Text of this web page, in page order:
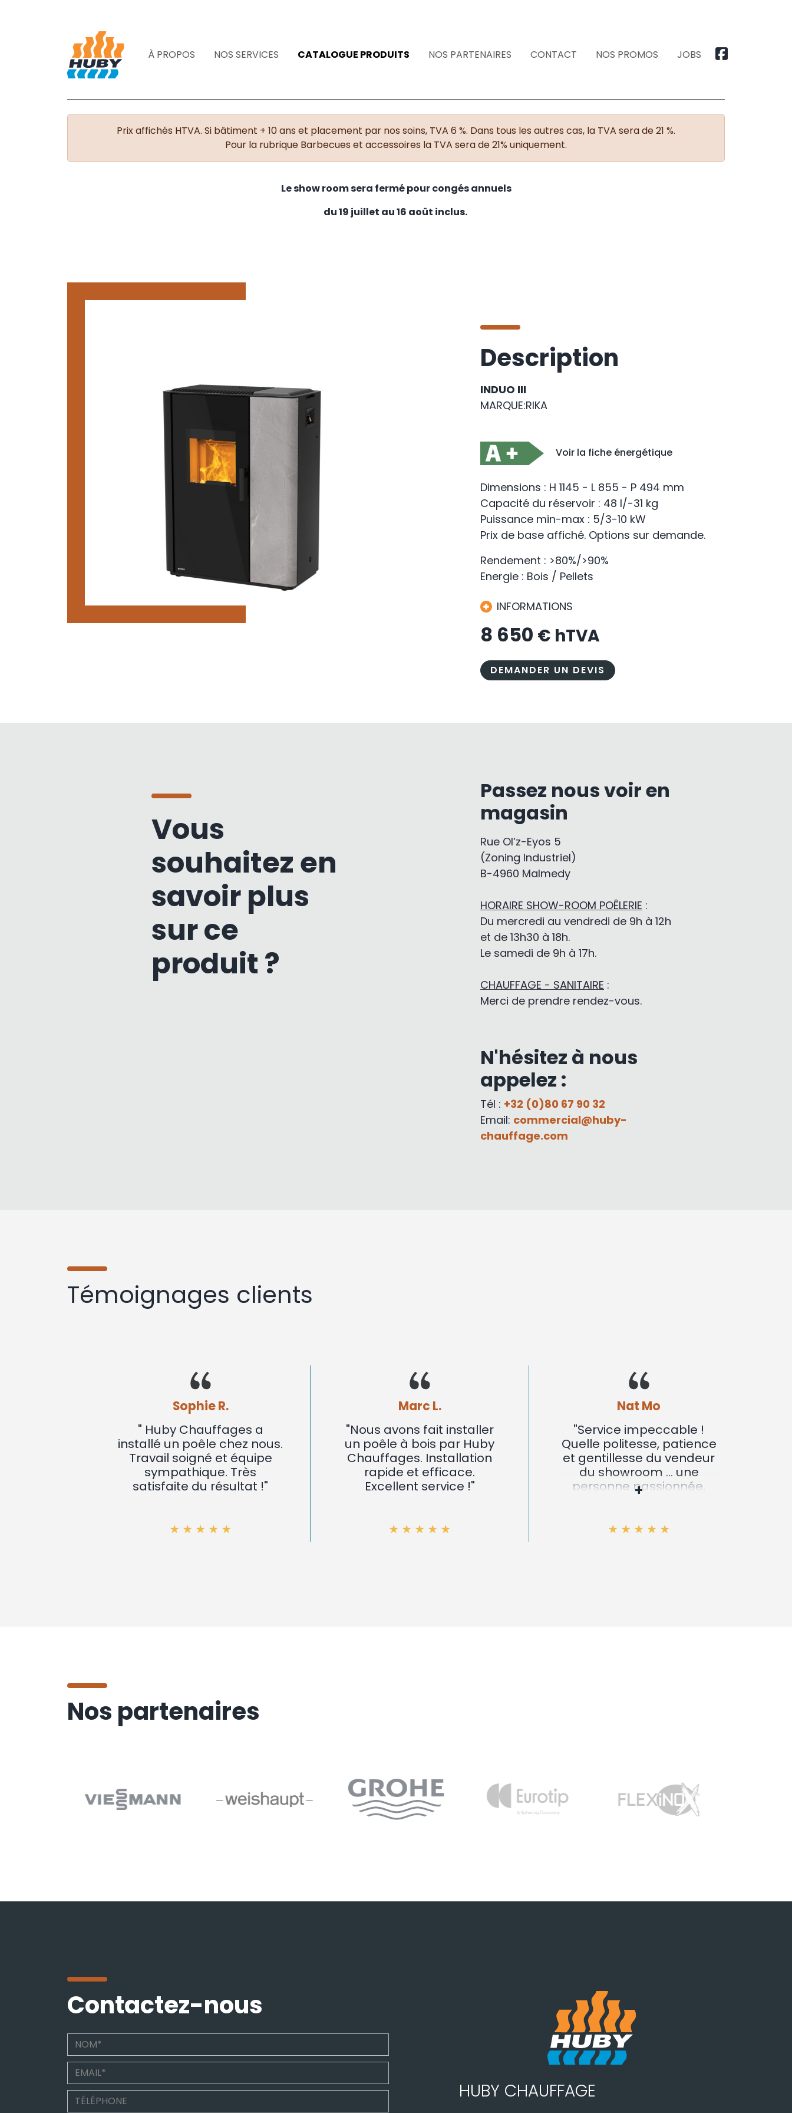
À PROPOS NOS SERVICES CATALOGUE PRODUITS NOS PARTENAIRES CONTACT NOS PROMOS JOBS
Prix affichés HTVA. Si bâtiment + 10 ans et placement par nos soins, TVA 6 %. Dans tous les autres cas, la TVA sera de 21 %.
Pour la rubrique Barbecues et accessoires la TVA sera de 21% uniquement.
Le show room sera fermé pour congés annuels
du 19 juillet au 16 août inclus.
Description
INDUO III
MARQUE:RIKA
Voir la fiche énergétique
Dimensions : H 1145 - L 855 - P 494 mm
Capacité du réservoir : 48 l/-31 kg
Puissance min-max : 5/3-10 kW
Prix de base affiché. Options sur demande.
Rendement : >80%/>90%
Energie : Bois / Pellets
INFORMATIONS
8 650 € hTVA
DEMANDER UN DEVIS
Vous
souhaitez en
savoir plus
sur ce
produit ?
Passez nous voir en
magasin
Rue Ol’z-Eyos 5
(Zoning Industriel)
B-4960 Malmedy
HORAIRE SHOW-ROOM POÊLERIE :
Du mercredi au vendredi de 9h à 12h
et de 13h30 à 18h.
Le samedi de 9h à 17h.
CHAUFFAGE - SANITAIRE :
Merci de prendre rendez-vous.
N'hésitez à nous
appelez :
Tél : +32 (0)80 67 90 32
Email: commercial@huby-
chauffage.com
Témoignages clients
Sophie R.
" Huby Chauffages a
installé un poêle chez nous.
Travail soigné et équipe
sympathique. Très
satisfaite du résultat !"
Marc L.
"Nous avons fait installer
un poêle à bois par Huby
Chauffages. Installation
rapide et efficace.
Excellent service !"
Nat Mo
"Service impeccable !
Quelle politesse, patience
et gentillesse du vendeur
du showroom ... une
personne passionnée,
tous les niveaux, du
+
Nos partenaires
Contactez-nous
HUBY CHAUFFAGE